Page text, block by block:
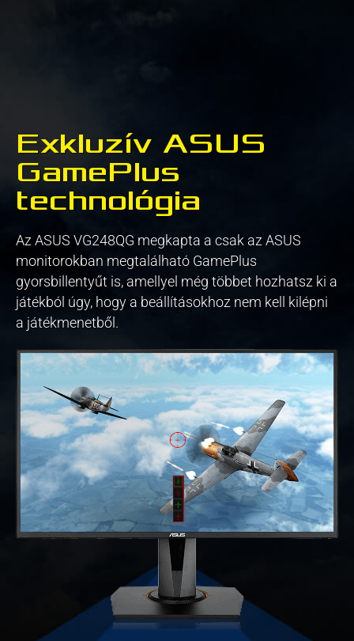
Exkluzív ASUS
GamePlus
technológia
Az ASUS VG248QG megkapta a csak az ASUS
monitorokban megtalálható GamePlus
gyorsbillentyűt is, amellyel még többet hozhatsz ki a
játékból úgy, hogy a beállításokhoz nem kell kilépni
a játékmenetből.